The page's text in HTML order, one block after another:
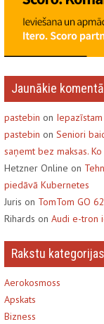
Jaunākie
pastebin on
pastebin on Seniori
saņemt bez maksas.
Hetzner Online on
piedāvā Kubernetes
Juris on TomTom GO
Rihards on Audi e-tron
Rakstu kategorijas
Aerokosmoss
Apskats
Bizness